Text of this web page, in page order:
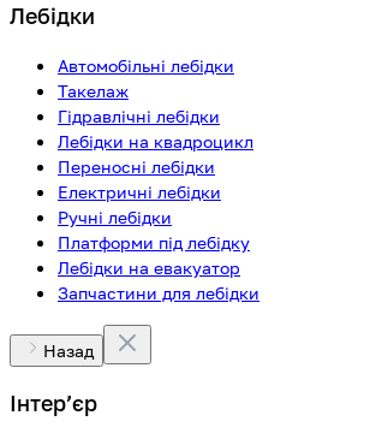
Лебідки
Автомобільні лебідки
Такелаж
Гідравлічні лебідки
Лебідки на квадроцикл
Переносні лебідки
Електричні лебідки
Ручні лебідки
Платформи під лебідку
Лебідки на евакуатор
Запчастини для лебідки
Назад
Інтерʼєр